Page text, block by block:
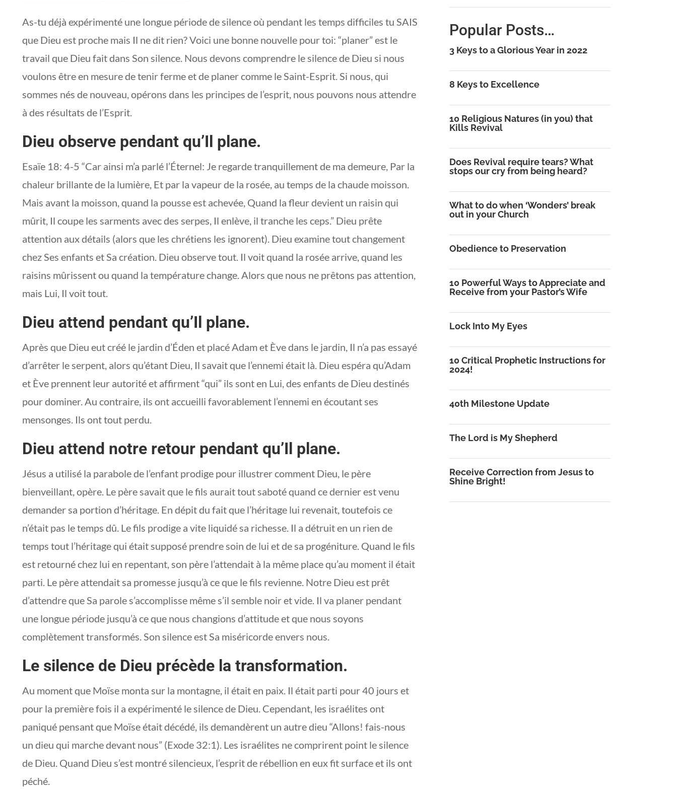
As-tu déjà expérimenté une longue période de silence où pendant les temps difficiles tu SAIS
que Dieu est proche mais Il ne dit rien? Voici une bonne nouvelle pour toi: “planer” est le
travail que Dieu fait dans Son silence. Nous devons comprendre le silence de Dieu si nous
voulons être en mesure de tenir ferme et de planer comme le Saint-Esprit. Si nous, qui
sommes nés de nouveau, opérons dans les principes de l’esprit, nous pouvons nous attendre
à des résultats de l’Esprit.
Dieu observe pendant qu’Il plane.
Esaïe 18: 4-5 “Car ainsi m’a parlé l’Éternel: Je regarde tranquillement de ma demeure, Par la
chaleur brillante de la lumière, Et par la vapeur de la rosée, au temps de la chaude moisson.
Mais avant la moisson, quand la pousse est achevée, Quand la fleur devient un raisin qui
mûrit, Il coupe les sarments avec des serpes, Il enlève, il tranche les ceps.” Dieu prête
attention aux détails (alors que les chrétiens les ignorent). Dieu examine tout changement
chez Ses enfants et Sa création. Dieu observe tout. Il voit quand la rosée arrive, quand les
raisins mûrissent ou quand la température change. Alors que nous ne prêtons pas attention,
mais Lui, Il voit tout.
Dieu attend pendant qu’Il plane.
Après que Dieu eut créé le jardin d’Éden et placé Adam et Ève dans le jardin, Il n’a pas essayé
d’arrêter le serpent, alors qu’étant Dieu, Il savait que l’ennemi était là. Dieu espéra qu’Adam
et Ève prennent leur autorité et affirment “qui” ils sont en Lui, des enfants de Dieu destinés
pour dominer. Au contraire, ils ont accueilli favorablement l’ennemi en écoutant ses
mensonges. Ils ont tout perdu.
Dieu attend notre retour pendant qu’Il plane.
Jésus a utilisé la parabole de l’enfant prodige pour illustrer comment Dieu, le père
bienveillant, opère. Le père savait que le fils aurait tout saboté quand ce dernier est venu
demander sa portion d’héritage. En dépit du fait que l’héritage lui revenait, toutefois ce
n’était pas le temps dû. Le fils prodige a vite liquidé sa richesse. Il a détruit en un rien de
temps tout l’héritage qui était supposé prendre soin de lui et de sa progéniture. Quand le fils
est retourné chez lui en repentant, son père l’attendait à la même place qu’au moment il était
parti. Le père attendait sa promesse jusqu’à ce que le fils revienne. Notre Dieu est prêt
d’attendre que Sa parole s’accomplisse même s’il semble noir et vide. Il va planer pendant
une longue période jusqu’à ce que nous changions d’attitude et que nous soyons
complètement transformés. Son silence est Sa miséricorde envers nous.
Le silence de Dieu précède la transformation.
Au moment que Moïse monta sur la montagne, il était en paix. Il était parti pour 40 jours et
pour la première fois il a expérimenté le silence de Dieu. Cependant, les israélites ont
paniqué pensant que Moïse était décédé, ils demandèrent un autre dieu “Allons! fais-nous
un dieu qui marche devant nous” (Exode 32:1). Les israélites ne comprirent point le silence
de Dieu. Quand Dieu s’est montré silencieux, l’esprit de rébellion en eux fit surface et ils ont
péché.
Popular Posts…
3 Keys to a Glorious Year in 2022
8 Keys to Excellence
10 Religious Natures (in you) that
Kills Revival
Does Revival require tears? What
stops our cry from being heard?
What to do when ‘Wonders’ break
out in your Church
Obedience to Preservation
10 Powerful Ways to Appreciate and
Receive from your Pastor’s Wife
Lock Into My Eyes
10 Critical Prophetic Instructions for
2024!
40th Milestone Update
The Lord is My Shepherd
Receive Correction from Jesus to
Shine Bright!